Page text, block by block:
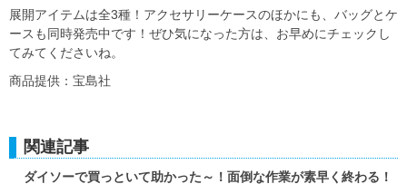
展開アイテムは全3種！アクセサリーケースのほかにも、バッグとケ
ースも同時発売中です！ぜひ気になった方は、お早めにチェックし
てみてくださいね。
商品提供：宝島社
関連記事
ダイソーで買っといて助かった～！面倒な作業が素早く終わる！